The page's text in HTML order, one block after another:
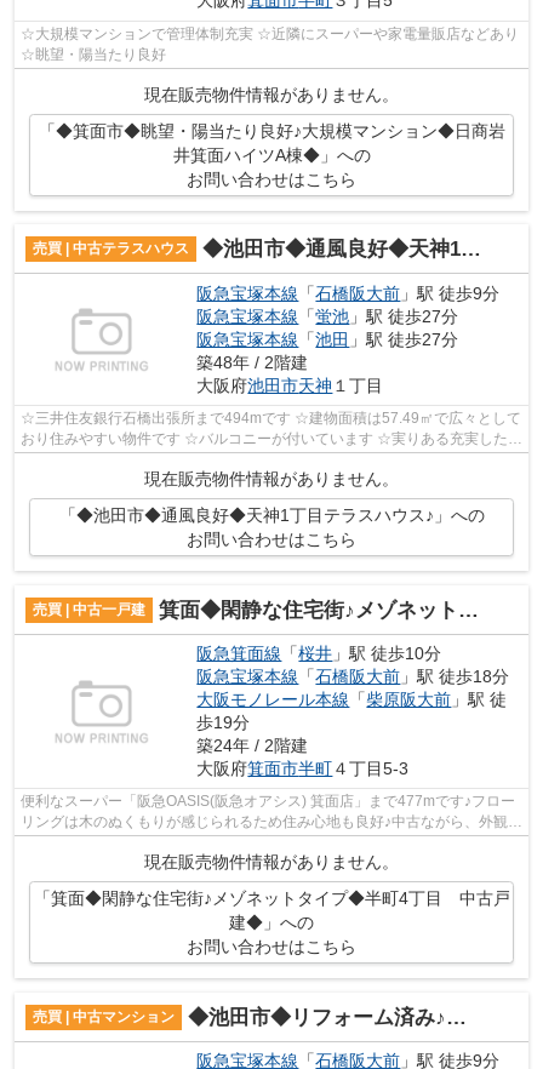
☆大規模マンションで管理体制充実 ☆近隣にスーパーや家電量販店などあり
☆眺望・陽当たり良好
現在販売物件情報がありません。
「◆箕面市◆眺望・陽当たり良好♪大規模マンション◆日商岩
井箕面ハイツA棟◆」への
お問い合わせはこちら
売買 | 中古テラスハウス ◆池田市◆通風良好◆天神1丁目テラスハウス♪
阪急宝塚本線 「石橋阪大前 」駅 徒歩9分
阪急宝塚本線 「蛍池 」駅 徒歩27分
阪急宝塚本線 「池田 」駅 徒歩27分
築48年 / 2階建
大阪府池田市天神 １丁目
☆三井住友銀行石橋出張所まで494mです ☆建物面積は57.49㎡で広々として
おり住みやすい物件です ☆バルコニーが付いています ☆実りある充実した生
現在販売物件情報がありません。
「◆池田市◆通風良好◆天神1丁目テラスハウス♪」への
お問い合わせはこちら
売買 | 中古一戸建 箕面◆閑静な住宅街♪メゾネットタイプ◆半町4丁目 中古戸建◆
阪急箕面線 「桜井 」駅 徒歩10分
阪急宝塚本線 「石橋阪大前 」駅 徒歩18分
大阪モノレール本線 「柴原阪大前 」駅 徒
歩19分
築24年 / 2階建
大阪府箕面市半町４丁目5-3
便利なスーパー「阪急OASIS(阪急オアシス) 箕面店」まで477mです♪フロー
リングは木のぬくもりが感じられるため住み心地も良好♪中古ながら、外観や
現在販売物件情報がありません。
「箕面◆閑静な住宅街♪メゾネットタイプ◆半町4丁目 中古戸
建◆」への
お問い合わせはこちら
売買 | 中古マンション ◆池田市◆リフォーム済み♪オートロックつき◆池田井口堂ラディアンス◆
阪急宝塚本線 「石橋阪大前 」駅 徒歩9分